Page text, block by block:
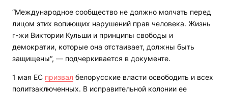
“Международное сообщество не должно молчать перед
лицом этих вопиющих нарушений прав человека. Жизнь
г-жи Виктории Кульши и принципы свободы и
демократии, которые она отстаивает, должны быть
защищены“, — подчеркивается в документе.
1 мая ЕС призвал белорусские власти освободить и всех
политзаключенных. В исправительной колонии ее